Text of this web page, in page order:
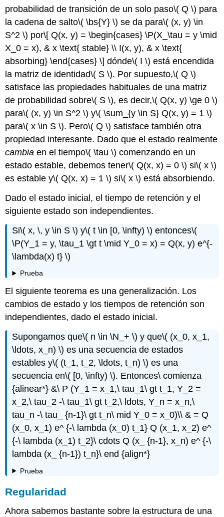
probabilidad de transición de un solo paso\( Q \) para
la cadena de salto\( \bs{Y} \) se da para\( (x, y) \in
S^2 \) por\[ Q(x, y) = \begin{cases} \P(X_\tau = y \mid
X_0 = x), & x \text{ stable} \\ I(x, y), & x \text{
absorbing} \end{cases} \] dónde\( I \) está encendida
la matriz de identidad\( S \). Por supuesto,\( Q \)
satisface las propiedades habituales de una matriz
de probabilidad sobre\( S \), es decir,\( Q(x, y) \ge 0 \)
para\( (x, y) \in S^2 \) y\( \sum_{y \in S} Q(x, y) = 1 \)
para\( x \in S \). Pero\( Q \) satisface también otra
propiedad interesante. Dado que el estado realmente
cambia en el tiempo\( \tau \) comenzando en un
estado estable, debemos tener\( Q(x, x) = 0 \) si\( x \)
es estable y\( Q(x, x) = 1 \) si\( x \) está absorbiendo.
Dado el estado inicial, el tiempo de retención y el
siguiente estado son independientes.
Si\( x, \, y \in S \) y\( t \in [0, \infty) \) entonces\(
\P(Y_1 = y, \tau_1 \gt t \mid Y_0 = x) = Q(x, y) e^{-
\lambda(x) t} \)
Prueba
El siguiente teorema es una generalización. Los
cambios de estado y los tiempos de retención son
independientes, dado el estado inicial.
Supongamos que\( n \in \N_+ \) y que\( (x_0, x_1,
\ldots, x_n) \) es una secuencia de estados
estables y\( (t_1, t_2, \ldots, t_n) \) es una
secuencia en\( [0, \infty) \). Entonces\ comienza
{alinear*} &\ P (Y_1 = x_1,\ tau_1\ gt t_1, Y_2 =
x_2,\ tau_2 -\ tau_1\ gt t_2,\ ldots, Y_n = x_n,\
tau_n -\ tau_ {n-1}\ gt t_n\ mid Y_0 = x_0)\\ & = Q
(x_0, x_1) e^ {-\ lambda (x_0) t_1} Q (x_1, x_2) e^
{-\ lambda (x_1) t_2}\ cdots Q (x_ {n-1}, x_n) e^ {-\
lambda (x_ {n-1}) t_n}\ end {align*}
Prueba
Regularidad
Ahora sabemos bastante sobre la estructura de una